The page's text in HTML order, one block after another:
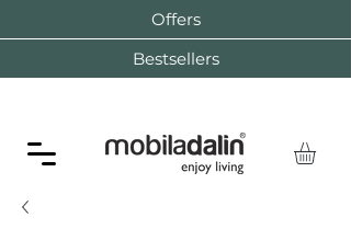
Offers
Bestsellers